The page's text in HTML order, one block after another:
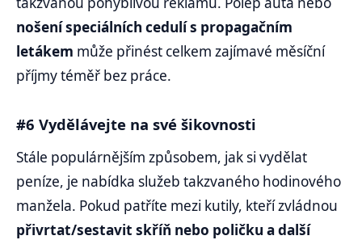
nošení speciálních cedulí s propagačním
letákem může přinést celkem zajímavé měsíční
příjmy téměř bez práce.
#6 Vydělávejte na své šikovnosti
Stále populárnějším způsobem, jak si vydělat
peníze, je nabídka služeb takzvaného hodinového
manžela. Pokud patříte mezi kutily, kteří zvládnou
přivrtat/sestavit skříň nebo poličku a další